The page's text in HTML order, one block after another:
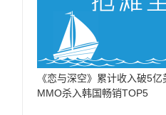
《恋与深空》累计收入破5
MMO杀入韩国畅销TOP5